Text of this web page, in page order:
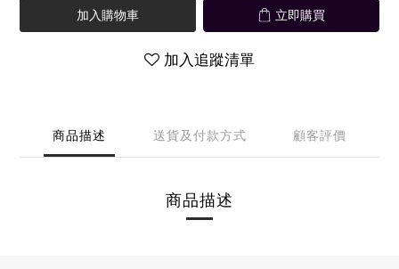
加入購物車 立即購買
加入追蹤清單
商品描述 送貨及付款方式 顧客評價
商品描述